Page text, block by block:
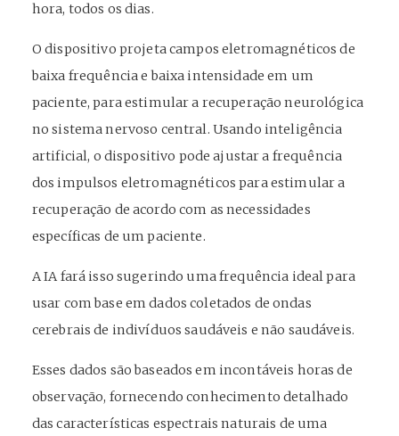
hora, todos os dias.
O dispositivo projeta campos eletromagnéticos de
baixa frequência e baixa intensidade em um
paciente, para estimular a recuperação neurológica
no sistema nervoso central. Usando inteligência
artificial, o dispositivo pode ajustar a frequência
dos impulsos eletromagnéticos para estimular a
recuperação de acordo com as necessidades
específicas de um paciente.
A IA fará isso sugerindo uma frequência ideal para
usar com base em dados coletados de ondas
cerebrais de indivíduos saudáveis ​​e não saudáveis.
Esses dados são baseados em incontáveis ​​horas de
observação, fornecendo conhecimento detalhado
das características espectrais naturais de uma